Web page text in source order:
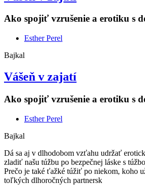
Ako spojiť vzrušenie a erotiku s
Esther Perel
Bajkal
Vášeň v zajatí
Ako spojiť vzrušenie a erotiku s
Esther Perel
Bajkal
Dá sa aj v dlhodobom vzťahu udržať
zladiť našu túžbu po bezpečnej láske s
Prečo je také ťažké túžiť po niekom, koho
toľkých dlhoročných partnersk